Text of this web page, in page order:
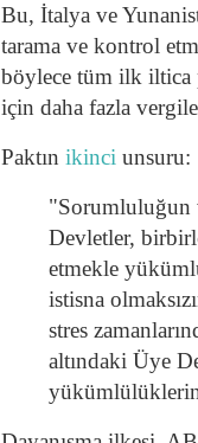
Bu, İtalya ve
tarama ve kontrol
böylece tüm ilk iltica
için daha fazla
Paktın ikinci unsuru:
"Sorumluluğun
Devletler,
etmekle
istisna
stres
altındaki Üye